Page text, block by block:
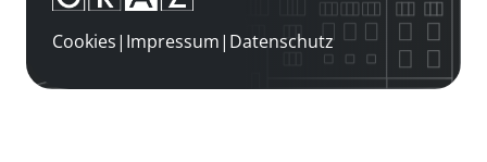
Cookies| Impressum| Datenschutz